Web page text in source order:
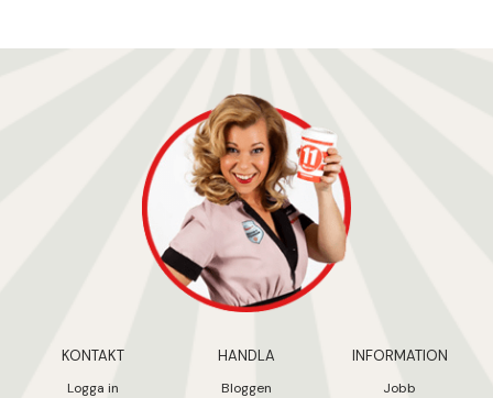
KONTAKT
Logga in
HANDLA
Bloggen
INFORMATION
Jobb